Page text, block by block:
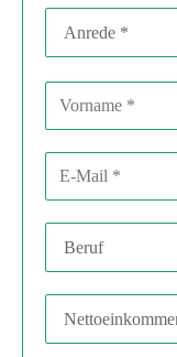
Anrede
Bitte
lasse
dieses
Feld
Vorname
E-Mail-Adresse
Beruf
Nettoeinkommen